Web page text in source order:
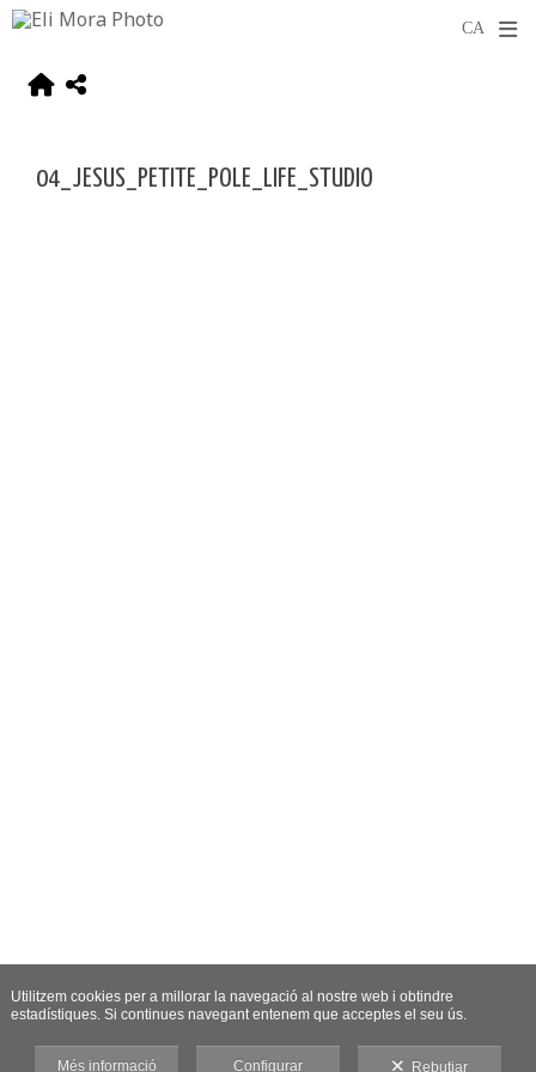
04_JESUS_PETITE_POLE_LIFE_STUDIO
Utilitzem cookies per a millorar la navegació al nostre web i obtindre
estadístiques. Si continues navegant entenem que acceptes el seu ús.
Més informació Configurar Rebutjar